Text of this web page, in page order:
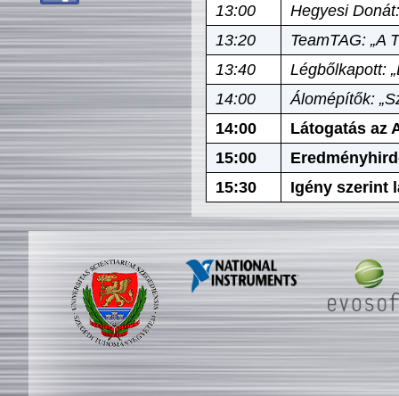
13:00
Hegyesi
13:20
TeamTAG: „A
13:40
Légbőlkapott:
14:00
Álomépítők:
14:00
Látogatás az
15:00
15:30
Igény szerint